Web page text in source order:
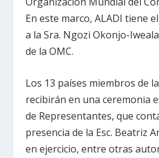
En este marco, ALADI tiene
a la Sra. Ngozi Okonjo-
de la OMC.
Los 13 países miembros de
recibirán en una ceremonia
de Representantes, que
presencia de la Esc. Beatriz
en ejercicio, entre otras